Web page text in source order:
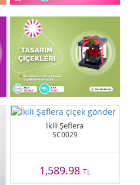
İkili Şeflera
SC0029
1,589.98 TL